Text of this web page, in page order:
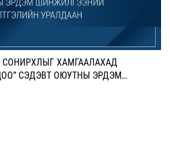
СОНИРХЛЫГ ХАМГААЛАХАД
СЭДЭВТ ОЮУТНЫ ЭРДЭМ